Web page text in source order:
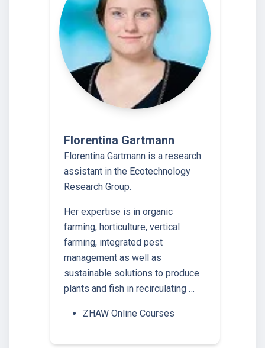
Florentina Gartmann
Florentina Gartmann is a research
assistant in the Ecotechnology
Research Group.
Her expertise is in organic
farming, horticulture, vertical
farming, integrated pest
management as well as
sustainable solutions to produce
plants and fish in recirculating …
ZHAW Online Courses